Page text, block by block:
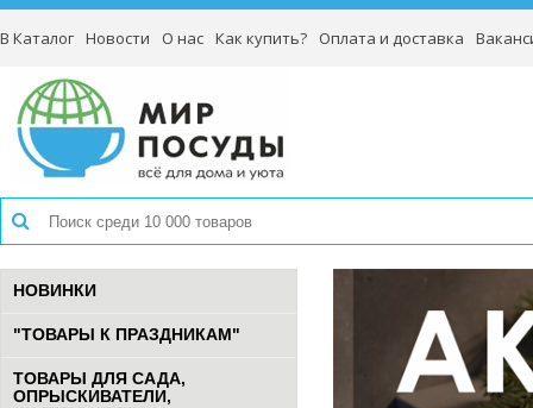
В Каталог Новости О нас Как купить? Оплата и доставка
НОВИНКИ
"ТОВАРЫ К ПРАЗДНИКАМ"
ТОВАРЫ ДЛЯ САДА,
ОПРЫСКИВАТЕЛИ,